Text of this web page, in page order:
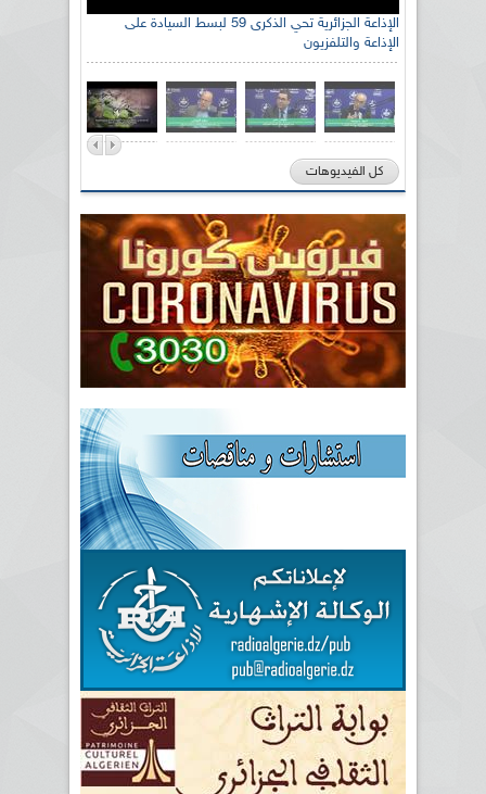
الإذاعة الجزائرية تحي الذكرى 59 لبسط السيادة على
الإذاعة والتلفزيون
كل الفيديوهات